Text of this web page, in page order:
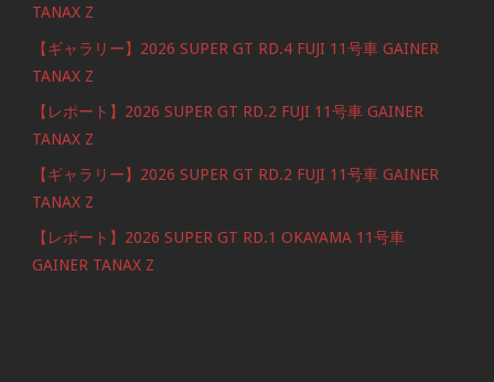
TANAX Z
【ギャラリー】2026 SUPER GT RD.4 FUJI 11号車 GAINER
TANAX Z
【レポート】2026 SUPER GT RD.2 FUJI 11号車 GAINER
TANAX Z
【ギャラリー】2026 SUPER GT RD.2 FUJI 11号車 GAINER
TANAX Z
【レポート】2026 SUPER GT RD.1 OKAYAMA 11号車
GAINER TANAX Z